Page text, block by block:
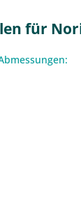
für